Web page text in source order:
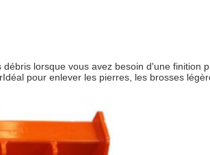
lorsque vous avez besoin d'une
pour enlever les pierres, les brosses